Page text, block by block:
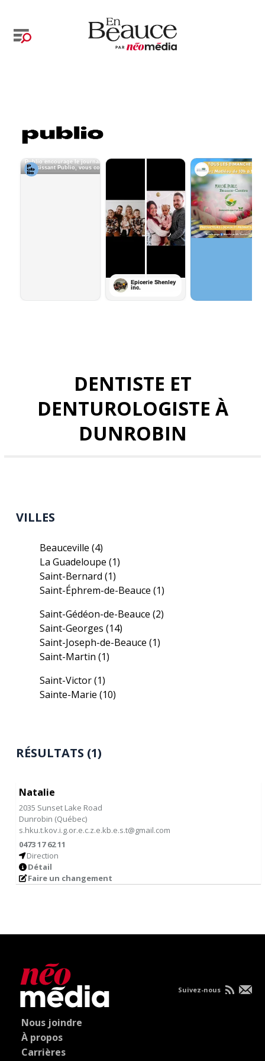
DENTISTE ET
DENTUROLOGISTE À
DUNROBIN
VILLES
Beauceville(4)
La Guadeloupe(1)
Saint-Bernard(1)
Saint-Éphrem-de-Beauce(1)
Saint-Gédéon-de-Beauce(2)
Saint-Georges(14)
Saint-Joseph-de-Beauce(1)
Saint-Martin(1)
Saint-Victor(1)
Sainte-Marie(10)
RÉSULTATS (1)
Natalie
2035 Sunset Lake Road
Dunrobin (Québec)
s.hku.t.kov.i.g.or.e.c.z.e.kb.e.s.t@gmail.com
0473 17 62 11
Direction
Détail
Faire un changement
Nous joindre
À propos
Carrières
Suivez-nous